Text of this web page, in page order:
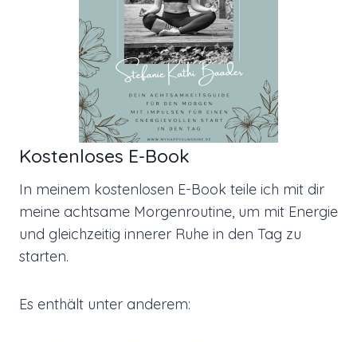
Kostenloses E-Book
In meinem kostenlosen E-Book teile ich mit dir
meine achtsame Morgenroutine, um mit Energie
und gleichzeitig innerer Ruhe in den Tag zu
starten.
Es enthält unter anderem: